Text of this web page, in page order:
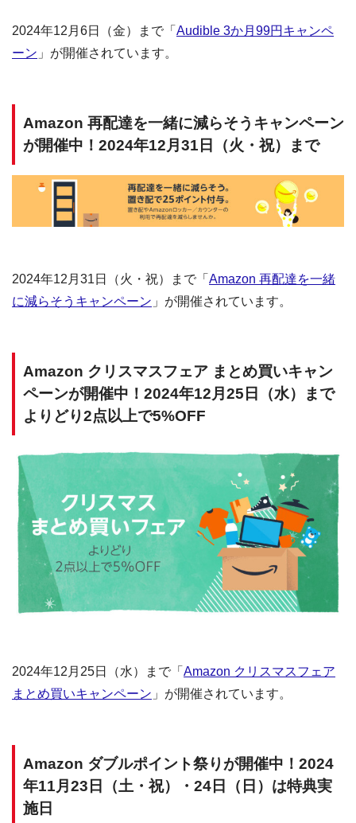
2024年12月6日（金）まで「 Audible 3か月99円キャンペ
ーン 」が開催されています。
Amazon 再配達を一緒に減らそうキャンペーン
が開催中！2024年12月31日（火・祝）まで
2024年12月31日（火・祝）まで「 Amazon 再配達を一緒
に減らそうキャンペーン 」が開催されています。
Amazon クリスマスフェア まとめ買いキャン
ペーンが開催中！2024年12月25日（水）まで
よりどり2点以上で5%OFF
2024年12月25日（水）まで「 Amazon クリスマスフェア
まとめ買いキャンペーン 」が開催されています。
Amazon ダブルポイント祭りが開催中！2024
年11月23日（土・祝）・24日（日）は特典実
施日